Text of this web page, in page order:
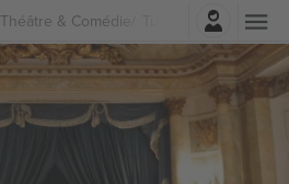
Théâtre & Comédie Tuncay Çağıl Billets
Connexion